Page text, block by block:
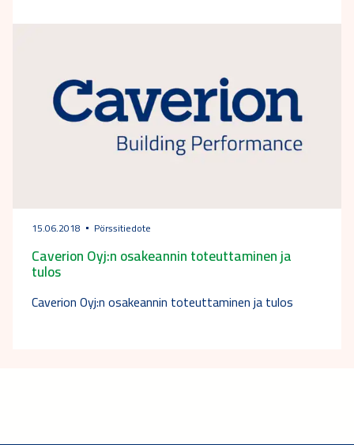
15.06.2018 Pörssitiedote
Caverion Oyj:n osakeannin toteuttaminen ja
tulos
Caverion Oyj:n osakeannin toteuttaminen ja tulos